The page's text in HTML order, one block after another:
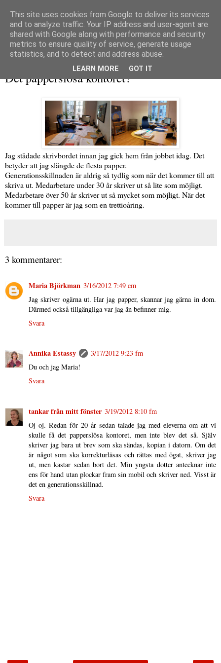
Det papperslösa kontoret?
Jag städade skrivbordet innan jag gick hem från jobbet idag. Det
betyder att jag slängde de flesta papper.
Generationsskillnaden är aldrig så tydlig som när det kommer till att
skriva ut. Medarbetare under 30 år skriver ut så lite som möjligt.
Medarbetare över 50 år skriver ut så mycket som möjligt. När det
kommer till papper är jag som en trettioåring.
3 kommentarer:
Maria Björkman 3/16/2012 7:49 em
Jag skriver ogärna ut. Har jag papper, skannar jag gärna in dom.
Därmed också tillgängliga var jag än befinner mig.
Svara
Annika Estassy
3/17/2012 9:23 fm
Du och jag Maria!
Svara
tankar från mitt fönster 3/19/2012 8:10 fm
Oj oj. Redan för 20 år sedan talade jag med eleverna om att vi
skulle få det papperslösa kontoret, men inte blev det så. Själv
skriver jag bara ut brev som ska sändas, kopian i datorn. Om det
är något som ska korrekturläsas och rättas med ögat, skriver jag
ut, men kastar sedan bort det. Min yngsta dotter antecknar inte
ens för hand utan plockar fram sin mobil och skriver ned. Visst är
det en generationsskillnad.
Svara
This site uses cookies from Google to deliver its services
and to analyze traffic. Your IP address and user-agent are
shared with Google along with performance and security
metrics to ensure quality of service, generate usage
statistics, and to detect and address abuse.
LEARN MORE GOT IT